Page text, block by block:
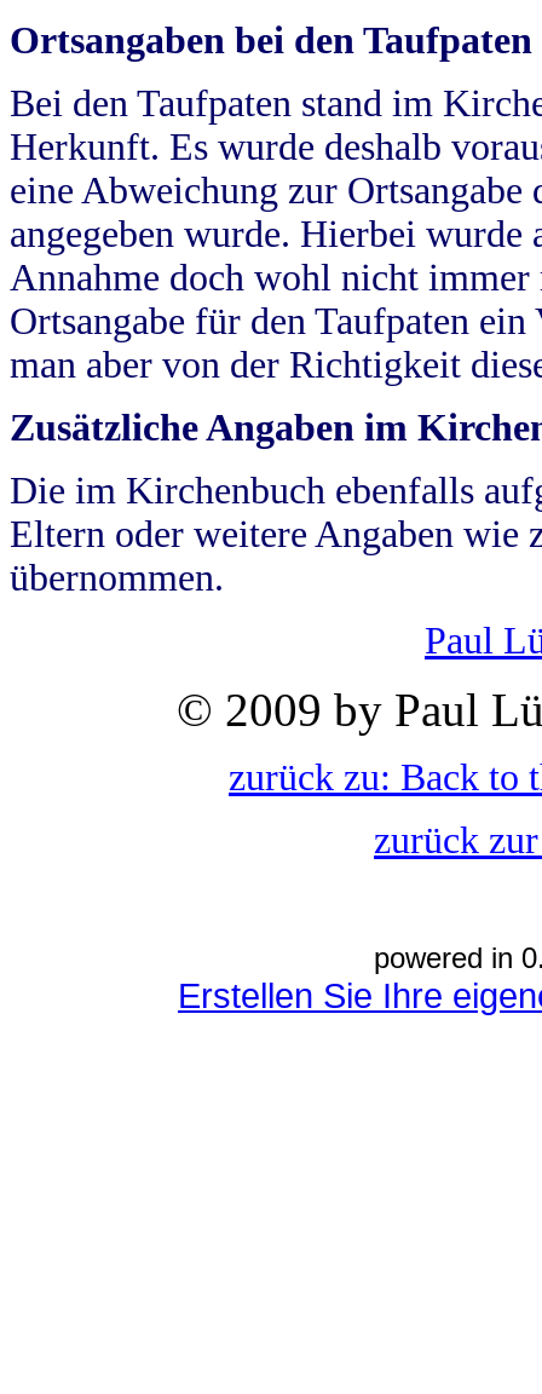
Ortsangaben bei den Taufpaten
Bei den Taufpaten stand im
Herkunft. Es wurde deshalb
eine Abweichung zur
angegeben wurde. Hierbei wurde
Annahme doch wohl nicht
Ortsangabe für den Taufpaten
man aber von der Richtigkeit
Zusätzliche Angaben im
Die im Kirchenbuch ebenfalls
Eltern oder weitere Angaben wie
übernommen.
Paul
© 2009 by Paul
zurück zu: Back to
zurück
powered in
Erstellen Sie Ihre